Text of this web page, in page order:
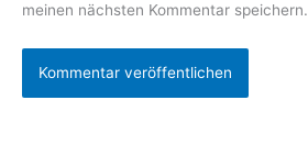
meinen nächsten Kommentar speichern.